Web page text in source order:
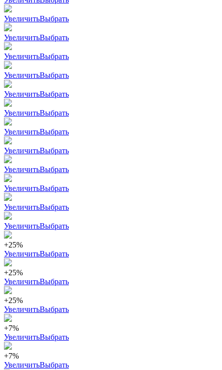
УвеличитьВыбрать
УвеличитьВыбрать
УвеличитьВыбрать
УвеличитьВыбрать
УвеличитьВыбрать
УвеличитьВыбрать
УвеличитьВыбрать
УвеличитьВыбрать
УвеличитьВыбрать
УвеличитьВыбрать
УвеличитьВыбрать
УвеличитьВыбрать
+25%
УвеличитьВыбрать
+25%
УвеличитьВыбрать
+25%
УвеличитьВыбрать
+7%
УвеличитьВыбрать
+7%
УвеличитьВыбрать